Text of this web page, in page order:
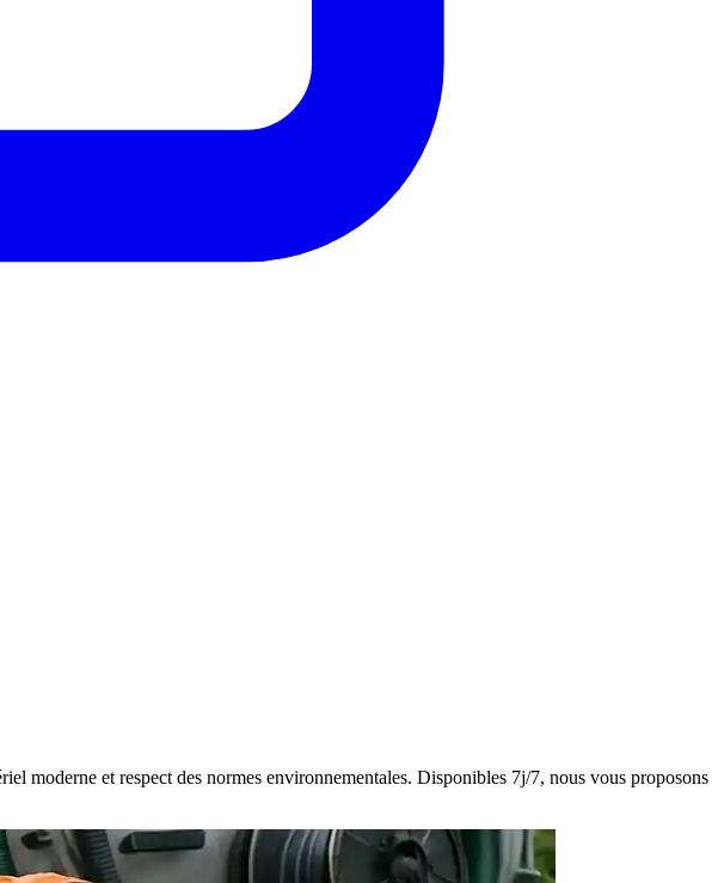
moderne et respect des normes environnementales. Disponibles 7j/7, nous vous proposons